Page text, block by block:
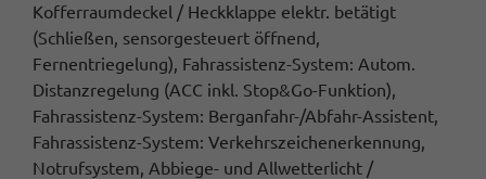
Kofferraumdeckel / Heckklappe elektr. betätigt
(Schließen, sensorgesteuert öffnend,
Fernentriegelung), Fahrassistenz-System: Autom.
Distanzregelung (ACC inkl. Stop&Go-Funktion),
Fahrassistenz-System: Berganfahr-/Abfahr-Assistent,
Fahrassistenz-System: Verkehrszeichenerkennung,
Notrufsystem, Abbiege- und Allwetterlicht /